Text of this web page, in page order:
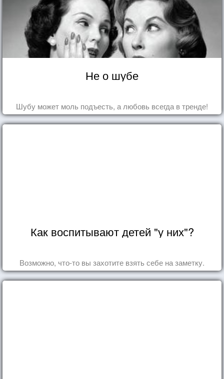
Не о шубе
Шубу может моль подъесть, а любовь всегда в тренде!
Как воспитывают детей "у них"?
Возможно, что-то вы захотите взять себе на заметку.